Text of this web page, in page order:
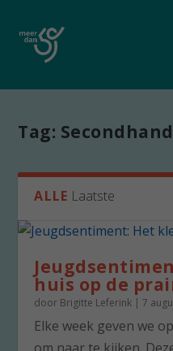
Tag:
ALLE Laatste
huis op de
door Brigitte Leferink |7
Elke week geven we